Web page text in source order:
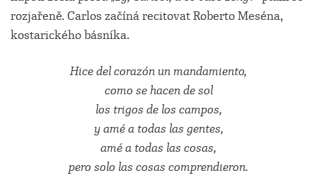
rozjařeně. Carlos začíná recitovat Roberto Meséna,
kostarického básníka.
Hice del corazón un mandamiento,
como se hacen de sol
los trigos de los campos,
y amé a todas las gentes,
amé a todas las cosas,
pero solo las cosas comprendieron.